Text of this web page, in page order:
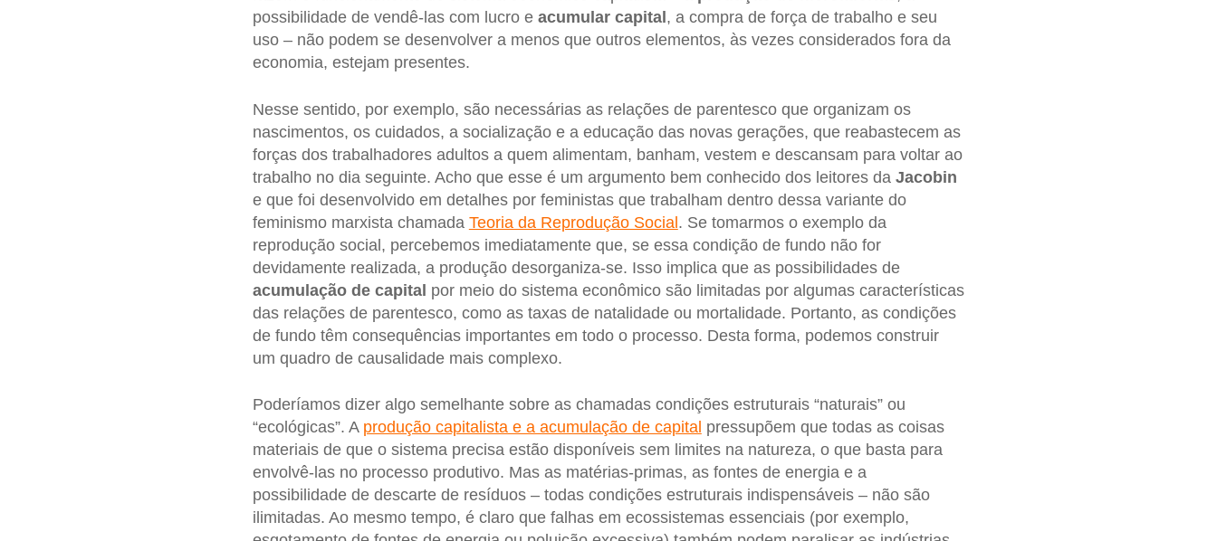
possibilidade de vendê-las com lucro e acumular capital , a compra de força de trabalho e seu
uso – não podem se desenvolver a menos que outros elementos, às vezes considerados fora da
economia, estejam presentes.
Nesse sentido, por exemplo, são necessárias as relações de parentesco que organizam os
nascimentos, os cuidados, a socialização e a educação das novas gerações, que reabastecem as
forças dos trabalhadores adultos a quem alimentam, banham, vestem e descansam para voltar ao
trabalho no dia seguinte. Acho que esse é um argumento bem conhecido dos leitores da Jacobin
e que foi desenvolvido em detalhes por feministas que trabalham dentro dessa variante do
feminismo marxista chamada Teoria da Reprodução Social. Se tomarmos o exemplo da
reprodução social, percebemos imediatamente que, se essa condição de fundo não for
devidamente realizada, a produção desorganiza-se. Isso implica que as possibilidades de
acumulação de capital por meio do sistema econômico são limitadas por algumas características
das relações de parentesco, como as taxas de natalidade ou mortalidade. Portanto, as condições
de fundo têm consequências importantes em todo o processo. Desta forma, podemos construir
um quadro de causalidade mais complexo.
Poderíamos dizer algo semelhante sobre as chamadas condições estruturais “naturais” ou
“ecológicas”. A produção capitalista e a acumulação de capital pressupõem que todas as coisas
materiais de que o sistema precisa estão disponíveis sem limites na natureza, o que basta para
envolvê-las no processo produtivo. Mas as matérias-primas, as fontes de energia e a
possibilidade de descarte de resíduos – todas condições estruturais indispensáveis – não são
ilimitadas. Ao mesmo tempo, é claro que falhas em ecossistemas essenciais (por exemplo,